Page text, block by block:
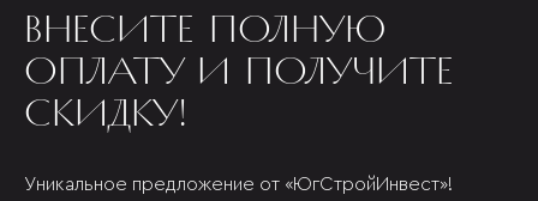
ВНЕСИТЕ ПОЛНУЮ
ОПЛАТУ И ПОЛУЧИТЕ
СКИДКУ!
Уникальное предложение от «ЮгСтройИнвест»!